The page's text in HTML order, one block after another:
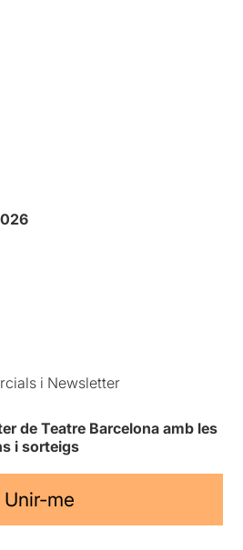
i Newsletter
de Teatre Barcelona amb les
i sorteigs
Unir-me